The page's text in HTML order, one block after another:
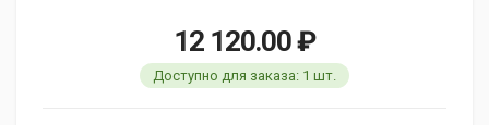
12 120.00 ₽
Доступно для заказа: 1 шт.